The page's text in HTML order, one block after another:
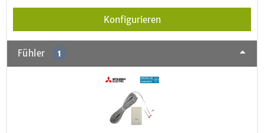
Konfigurieren
Fühler 1